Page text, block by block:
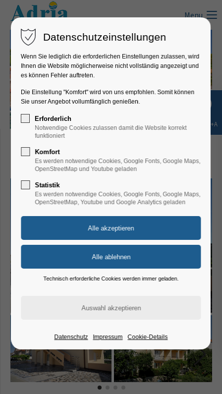
Menu
Villa Rajka*** Lopar/Insel
Rab (Kvarner)
Datenschutzeinstellungen
Wenn Sie lediglich die erforderlichen Einstellungen zulassen, wird
Ihnen die Website möglicherweise nicht vollständig angezeigt und
es können Fehler auftreten.
Die Einstellung "Komfort" wird von uns empfohlen. Somit können
Sie unser Angebot vollumfänglich genießen.
Erforderlich
Notwendige Cookies zulassen damit die Website korrekt
funktioniert
Komfort
Es werden notwendige Cookies, Google Fonts, Google Maps,
OpenStreetMap und Youtube geladen
Statistik
Es werden notwendige Cookies, Google Fonts, Google Maps,
OpenStreetMap, Youtube und Google Analytics geladen
Technisch erforderliche Cookies werden immer geladen.
Datenschutz Impressum Cookie-Details
Shift+Alt+A